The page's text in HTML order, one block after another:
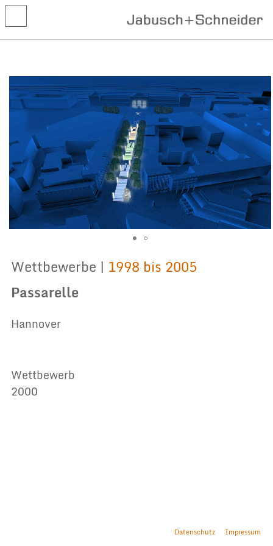
Wettbewerbe | 1998 bis 2005
Passarelle
Hannover
Wettbewerb
2000
Projekte
Wettbewerbe
Leistungen
Kontakt
Datenschutz Impressum